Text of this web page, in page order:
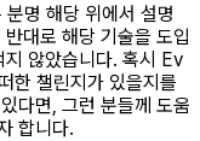
명 해당 위에서 설명
대로 해당 기술을 도입
않았습니다. 혹시 Ev
한 챌린지가 있을지를
다면, 그런 분들께 도움
합니다.